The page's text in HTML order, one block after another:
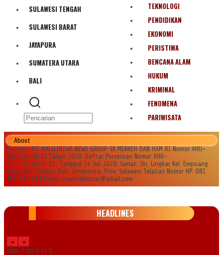
Olahraga
Bencana Alam
SULAWESI TENGAH
SULAWESI BARAT
JAYAPURA
SUMATERA UTARA
BALI
TEKNOLOGI
PENDIDIKAN
EKONOMI
PERISTIWA
BENCANA ALAM
HUKUM
KRIMINAL
FENOMENA
PARIWISATA
About
Penerbit PT. HALILINTAR NEWS GROUP SK MENKEH DAN HAM RI Nomor AHU-
0035545.AH.01.Tahun 2020. Daftar Perseroan Nomor AHU-
0120147.AH.01.11. Tanggal 24 Juli 2020. lamat: Jln. Lingkar Kel. Empoang
Kota, Kec. Binamu, Kab. Jeneponto, Prov. Sulawesi Selatan Nomor HP. 081
355 177 988 Email: newshalilintar@gmail.com
HEADLINES
«
»
slide 7 to 9 of 5